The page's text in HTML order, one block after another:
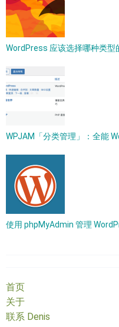
WordPress 应该选择哪种类型
WPJAM「分类管理」：全能
使用 phpMyAdmin 管理
首页
关于
联系 Denis